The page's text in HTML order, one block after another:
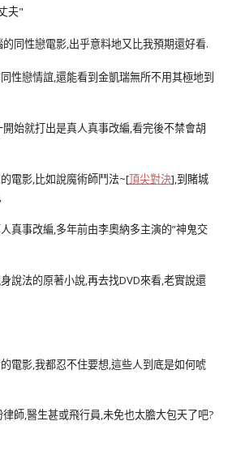
同性戀電影,出乎意料地又比我預期還好看.
性戀情誼,還能看到金凱瑞無所不用其極地到
始就打出是真人真事改編,看完後不禁會胡
電影,比如說魔術師鬥法~[頂尖對決],到賭城
真事改編,多年前由李奧納多主演的”神鬼交
說法的原著小說,再去找DVD來看,老實說還
電影,我都忍不住要想,這些人到底是如何唬
師,醫生甚或飛行員,未免也太膽大包天了吧?